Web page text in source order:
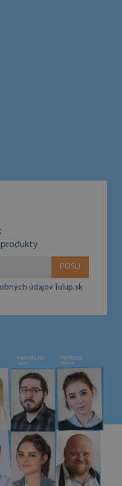
produkty
POŠLI
údajov Tulup.sk